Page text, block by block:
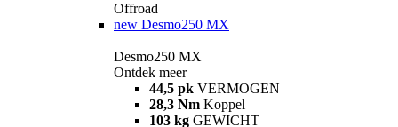
Offroad
new Desmo250 MX
Desmo250 MX
Ontdek meer
44,5 pk VERMOGEN
28,3 Nm Koppel
103 kg GEWICHT